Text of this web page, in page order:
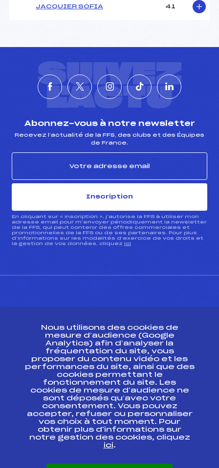
JACQUIER SOFIA 41
SUIVEZ
L'ACTU
Abonnez-vous à notre newsletter
Recevez l’actualité de la FFS, des clubs et des Équipes
de France.
Inscription
En cliquant sur « inscription », j’autorise la FFS à utiliser mon
adresse email pour m’envoyer périodiquement la newsletter
de la FFS, qui peut contenir des offres commerciales et
promotionnelles de la FFS ou de ses partenaires. Pour plus
d’informations sur les modalités d’exercice de vos droits et
la gestion de vos données, cliquez ici
Ressources
Pass’Neige
Projet sportif fédéral
Projet de performance fédéral
Antidopage
Pôle Développement, Formation, Suivi
Scientifique
Listes ministérielles
Pôle vie de l’athlète
Enseignement professionnel
Nous utilisons des cookies de
mesure d’audience (Google
Analytics) afin d’analyser la
fréquentation du site, vous
proposer du contenu vidéo et les
performances du site, ainsi que des
cookies permettant le
fonctionnement du site. Les
cookies de mesure d’audience ne
sont déposés qu’avec votre
consentement. Vous pouvez
accepter, refuser ou personnaliser
vos choix à tout moment. Pour
obtenir plus d'informations sur
notre gestion des cookies, cliquez
ici.